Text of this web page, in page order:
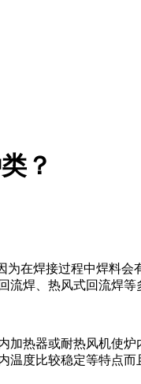
？
为在焊接过程中焊料
焊、热风式回流焊
加热器或耐热风机使
温度比较稳定等特点